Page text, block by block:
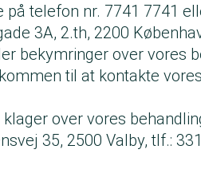
på telefon nr. 7741 7741
3A, 2.th, 2200
bekymringer over vores
til at kontakte
over vores
35, 2500 Valby, tlf.: